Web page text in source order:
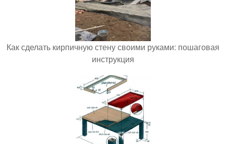
Как сделать кирпичную стену своими руками: пошаговая
инструкция